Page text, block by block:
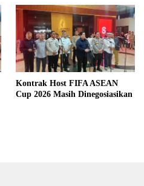
Kontrak Host FIFA ASEAN
Cup 2026 Masih Dinegosiasikan